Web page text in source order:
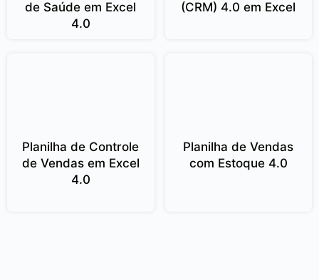
de Saúde em Excel
4.0
(CRM) 4.0 em Excel
Planilha de Controle
de Vendas em Excel
4.0
Planilha de Vendas
com Estoque 4.0